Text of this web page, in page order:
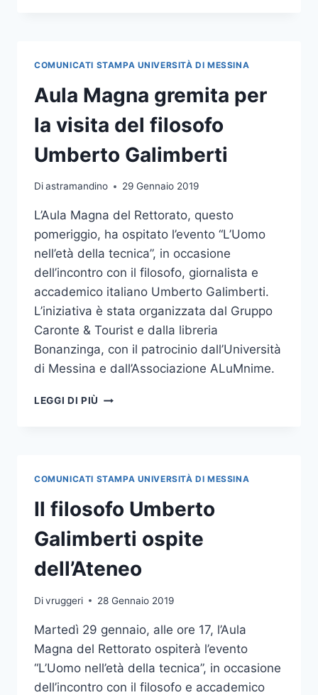
FONTI
RINNOVABILI DI
ASSEGNISTA
UNIME
PUBBLICATO
SU
CHEMISTRY
COMUNICATI STAMPA UNIVERSITÀ DI MESSINA
Aula Magna gremita per
la visita del filosofo
Umberto Galimberti
Diastramandino 29 Gennaio 2019
L’Aula Magna del Rettorato, questo
pomeriggio, ha ospitato l’evento “L’Uomo
nell’età della tecnica”, in occasione
dell’incontro con il filosofo, giornalista e
accademico italiano Umberto Galimberti.
L’iniziativa è stata organizzata dal Gruppo
Caronte & Tourist e dalla libreria
Bonanzinga, con il patrocinio dall’Università
di Messina e dall’Associazione ALuMnime.
LEGGI DI PIÙ AULA
FILOSOFO
UMBERTO
GALIMBERTI
COMUNICATI STAMPA UNIVERSITÀ DI MESSINA
Il filosofo Umberto
Galimberti ospite
dell’Ateneo
Divruggeri 28 Gennaio 2019
Martedì 29 gennaio, alle ore 17, l’Aula
Magna del Rettorato ospiterà l’evento
“L’Uomo nell’età della tecnica”, in occasione
dell’incontro con il filosofo e accademico